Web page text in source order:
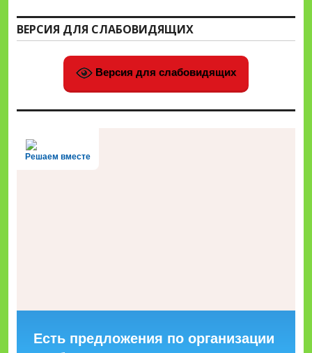
ВЕРСИЯ ДЛЯ СЛАБОВИДЯЩИХ
Версия для слабовидящих
Решаем вместе
Есть предложения по организации